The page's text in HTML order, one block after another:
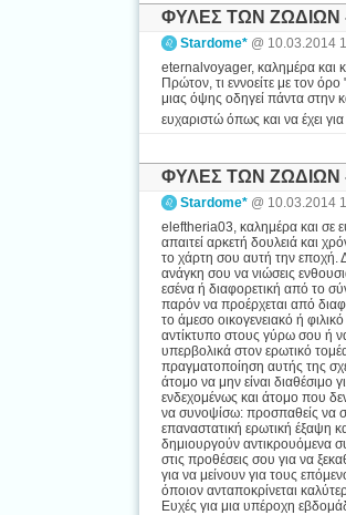
ΦΥΛΕΣ ΤΩΝ ΖΩΔΙΩΝ
Stardome* @ 10.03.2014
eternalvoyager, καλημέρα και
Πρώτον, τι εννοείτε με τον
μιας όψης οδηγεί πάντα στην
ευχαριστώ όπως και να έχει
ΦΥΛΕΣ ΤΩΝ ΖΩΔΙΩΝ
Stardome* @ 10.03.2014
eleftheria03, καλημέρα και σε
απαιτεί αρκετή δουλειά και
το χάρτη σου αυτή την εποχή.
ανάγκη σου να νιώσεις
εσένα ή διαφορετική από το
παρόν να προέρχεται από
το άμεσο οικογενειακό ή
αντίκτυπο στους γύρω σου ή να
υπερβολικά στον ερωτικό
πραγματοποίηση αυτής της
άτομο να μην είναι
ενδεχομένως και άτομο που
να συνοψίσω: προσπαθείς να
επαναστατική ερωτική έξαψη
δημιουργούν αντικρουόμενα
στις προθέσεις σου για να
για να μείνουν για τους
όποιον ανταποκρίνεται
Ευχές για μια υπέροχη